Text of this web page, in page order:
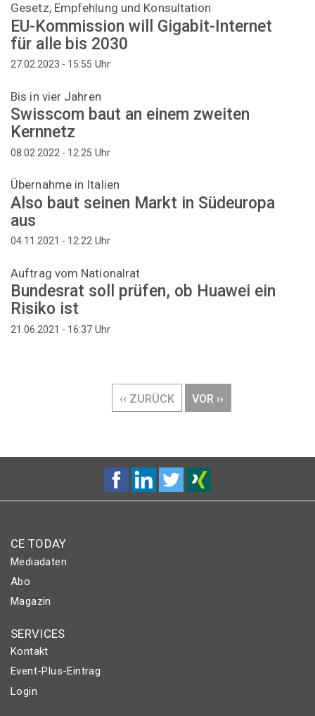
Gesetz, Empfehlung und Konsultation
EU-Kommission will Gigabit-Internet
für alle bis 2030
27.02.2023 - 15:55 Uhr
Bis in vier Jahren
Swisscom baut an einem zweiten
Kernnetz
08.02.2022 - 12:25 Uhr
Übernahme in Italien
Also baut seinen Markt in Südeuropa
aus
04.11.2021 - 12:22 Uhr
Auftrag vom Nationalrat
Bundesrat soll prüfen, ob Huawei ein
Risiko ist
21.06.2021 - 16:37 Uhr
VORHERIGE
SEITE
‹‹ ZURÜCK
NÄCHSTE
SEITE
VOR ››
CE TODAY
Mediadaten
Abo
Magazin
SERVICES
Kontakt
Event-Plus-Eintrag
Login